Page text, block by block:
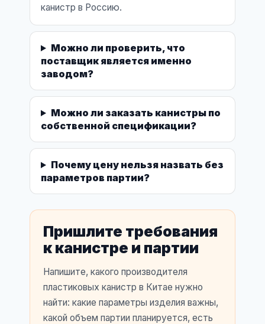
канистр в Россию.
Можно ли проверить, что
поставщик является именно
заводом?
Можно ли заказать канистры по
собственной спецификации?
Почему цену нельзя назвать без
параметров партии?
Пришлите требования
к канистре и партии
Напишите, какого производителя
пластиковых канистр в Китае нужно
найти: какие параметры изделия важны,
какой объем партии планируется, есть